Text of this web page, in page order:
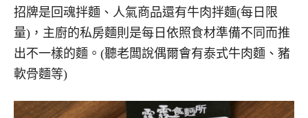
招牌是回魂拌麵、人氣商品還有牛肉拌麵(每日限
量)，主廚的私房麵則是每日依照食材準備不同而推
出不一樣的麵。(聽老闆說偶爾會有泰式牛肉麵、豬
軟骨麵等)